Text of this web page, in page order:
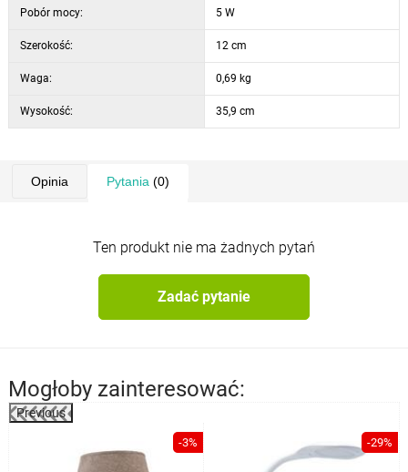
wymiary ramienia: 359 mm
wymiary głowicy: 236 x 50 mm
odległość ładowania: 8 mm
klasa energetyczna: E
Pobór mocy: 5 W
Szerokość: 12 cm
Waga: 0,69 kg
Wysokość: 35,9 cm
Opinia Pytania (0)
Ten produkt nie ma żadnych pytań
Zadać pytanie
Mogłoby zainteresować:
Previous
-3% -29%